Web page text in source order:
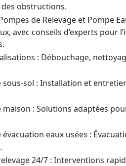
obstructions.
de Relevage et Pompe
avec conseils d’experts pour
: Débouchage,
sous-sol : Installation et
maison : Solutions adaptées
eaux usées :
24/7 : Interventions